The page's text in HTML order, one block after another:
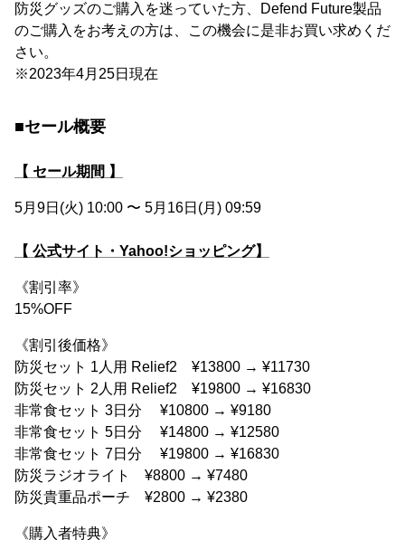
防災グッズのご購入を迷っていた方、Defend Future製品
のご購入をお考えの方は、この機会に是非お買い求めくだ
さい。
※2023年4月25日現在
■セール概要
【 セール期間 】
5月9日(火) 10:00 〜 5月16日(月) 09:59
【 公式サイト・Yahoo!ショッピング】
《割引率》
15%OFF
《割引後価格》
防災セット 1人用 Relief2 ¥13800 → ¥11730
防災セット 2人用 Relief2 ¥19800 → ¥16830
非常食セット 3日分 ¥10800 → ¥9180
非常食セット 5日分 ¥14800 → ¥12580
非常食セット 7日分 ¥19800 → ¥16830
防災ラジオライト ¥8800 → ¥7480
防災貴重品ポーチ ¥2800 → ¥2380
《購入者特典》